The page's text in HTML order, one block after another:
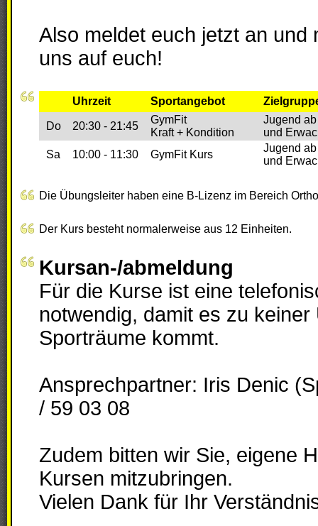
Also meldet euch jetzt an und
uns auf euch!
Uhrzeit Sportangebot
Do 20:30 - 21:45
GymFit
Kraft + Kondition
Jugend
und
Sa
10:00 - 11:30 GymFit Kurs
Jugend
und
Die Übungsleiter haben eine B-Lizenz im Bereich
Der Kurs besteht normalerweise aus 12 Einheiten.
Kursan-/abmeldung
Für die Kurse ist eine
notwendig, damit es zu
Sporträume kommt.
Ansprechpartner: Iris Denic
/ 59 03 08
Zudem bitten wir Sie, eigene
Kursen mitzubringen.
Vielen Dank für Ihr